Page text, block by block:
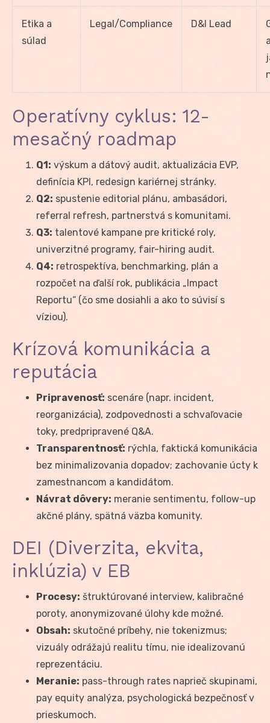
Etika a
súlad
Legal/Compliance D&I Lead
Operatívny cyklus: 12-
mesačný roadmap
Q1: výskum a dátový audit, aktualizácia EVP,
definícia KPI, redesign kariérnej stránky.
Q2: spustenie editorial plánu, ambasádori,
referral refresh, partnerstvá s komunitami.
Q3: talentové kampane pre kritické roly,
univerzitné programy, fair-hiring audit.
Q4: retrospektíva, benchmarking, plán a
rozpočet na ďalší rok, publikácia „Impact
Reportu“ (čo sme dosiahli a ako to súvisí s
víziou).
Krízová komunikácia a
reputácia
Pripravenosť: scenáre (napr. incident,
reorganizácia), zodpovednosti a schvaľovacie
toky, predpripravené Q&A.
Transparentnosť: rýchla, faktická komunikácia
bez minimalizovania dopadov; zachovanie úcty k
zamestnancom a kandidátom.
Návrat dôvery: meranie sentimentu, follow-up
akčné plány, spätná väzba komunity.
DEI (Diverzita, ekvita,
inklúzia) v EB
Procesy: štruktúrované interview, kalibračné
poroty, anonymizované úlohy kde možné.
Obsah: skutočné príbehy, nie tokenizmus;
vizuály odrážajú realitu tímu, nie idealizovanú
reprezentáciu.
Meranie: pass-through rates naprieč skupinami,
pay equity analýza, psychologická bezpečnosť v
prieskumoch.